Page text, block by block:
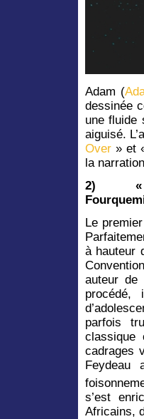
Adam (
dessinée
une fluide
aiguisé.
Over » et
la
2) «
Le
à hauteur
auteur
procédé,
parfois
cadrages
Feydeau
s’est
Africains,